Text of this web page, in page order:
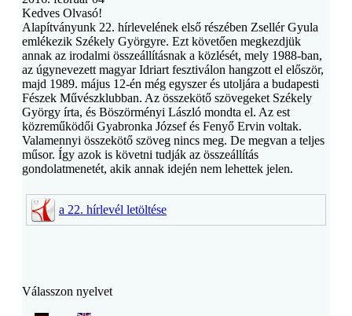
Kedves Olvasó!
Alapítványunk 22. hírlevelének első részében Zsellér Gyula
emlékezik Székely Györgyre. Ezt követően megkezdjük
annak az irodalmi összeállításnak a közlését, mely 1988-ban,
az úgynevezett magyar Idriart fesztiválon hangzott el először,
majd 1989. május 12-én még egyszer és utoljára a budapesti
Fészek Művészklubban. Az összekötő szövegeket Székely
György írta, és Böszörményi László mondta el. Az est
közreműködői Gyabronka József és Fenyő Ervin voltak.
Valamennyi összekötő szöveg nincs meg. De megvan a teljes
műsor. Így azok is követni tudják az összeállítás
gondolatmenetét, akik annak idején nem lehettek jelen.
a 22. hírlevél letöltése
Válasszon nyelvet